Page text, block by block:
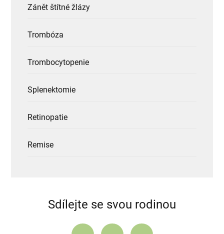
Zánět štítné žlázy
Trombóza
Trombocytopenie
Splenektomie
Retinopatie
Remise
Sdílejte se svou rodinou